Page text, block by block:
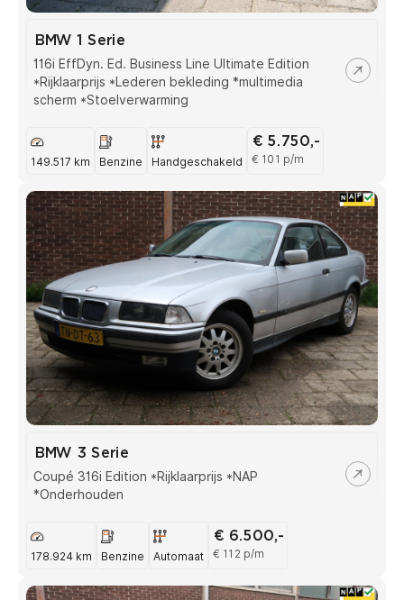
BMW 1 Serie
116i EffDyn. Ed. Business Line Ultimate Edition
*Rijklaarprijs *Lederen bekleding *multimedia
scherm *Stoelverwarming
149.517 km Benzine Handgeschakeld
€ 5.750,-
€ 101 p/m
BMW 3 Serie
Coupé 316i Edition *Rijklaarprijs *NAP
*Onderhouden
178.924 km Benzine Automaat
€ 6.500,-
€ 112 p/m